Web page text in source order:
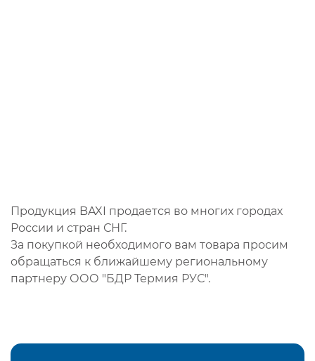
Продукция BAXI продается во многих городах
России и стран СНГ.
За покупкой необходимого вам товара просим
обращаться к ближайшему региональному
партнеру ООО "БДР Термия РУС".